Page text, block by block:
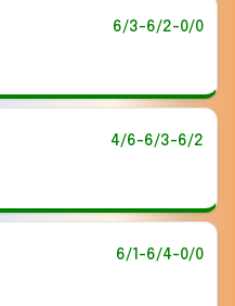
6/3-6/2-0/0
4/6-6/3-6/2
6/1-6/4-0/0